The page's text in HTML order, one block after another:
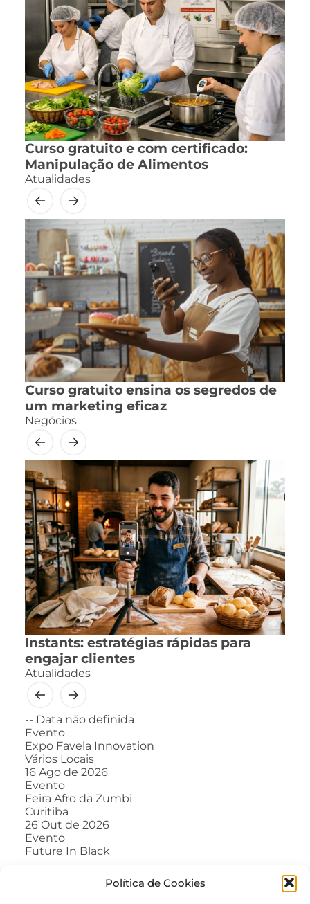
Política de Cookies
Curso gratuito e com certificado:
Manipulação de Alimentos
Atualidades
Curso gratuito ensina os segredos de
um marketing eficaz
Negócios
Instants: estratégias rápidas para
engajar clientes
Atualidades
-- Data não definida
Evento
Expo Favela Innovation
Vários Locais
16 Ago de 2026
Evento
Feira Afro da Zumbi
Curitiba
26 Out de 2026
Evento
Future In Black